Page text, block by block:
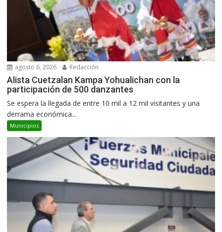
agosto 6, 2026 Redacción
Alista Cuetzalan Kampa Yohualichan con la
participación de 500 danzantes
Se espera la llegada de entre 10 mil a 12 mil visitantes y una
derrama económica...
Municipios